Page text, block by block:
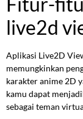
live2d
Aplikasi Live2D
memungkinkan
karakter anime 2D
kamu dapat
sebagai teman